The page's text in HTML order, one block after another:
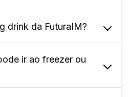
drink da FuturaIM?
de 350 ml, ideal
líquido e gelo,
eventos, bares,
ir ao freezer ou